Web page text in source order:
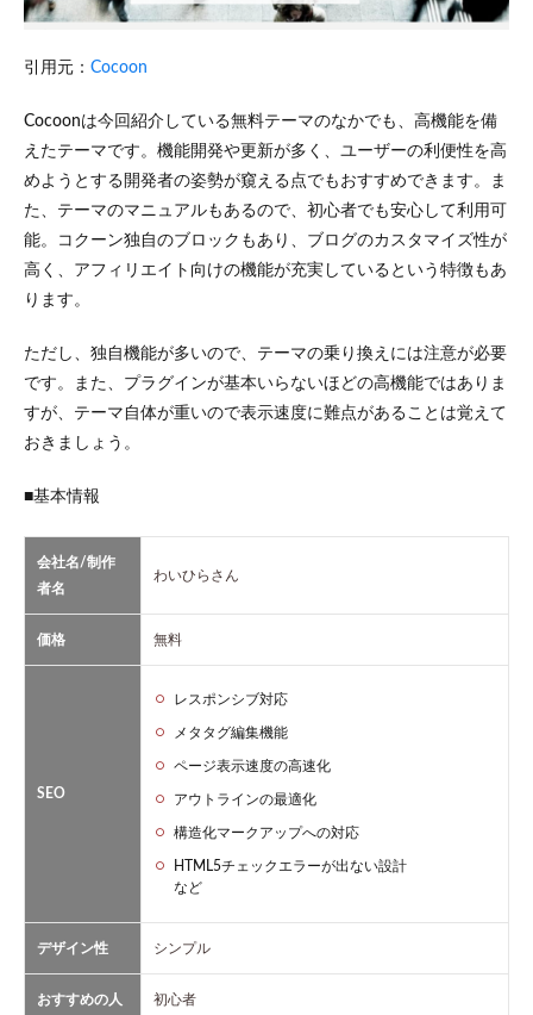
引用元： Cocoon
Cocoonは今回紹介している無料テーマのなかでも、高機能を備
えたテーマです。機能開発や更新が多く、ユーザーの利便性を高
めようとする開発者の姿勢が窺える点でもおすすめできます。ま
た、テーマのマニュアルもあるので、初心者でも安心して利用可
能。コクーン独自のブロックもあり、ブログのカスタマイズ性が
高く、アフィリエイト向けの機能が充実しているという特徴もあ
ります。
ただし、独自機能が多いので、テーマの乗り換えには注意が必要
です。また、プラグインが基本いらないほどの高機能ではありま
すが、テーマ自体が重いので表示速度に難点があることは覚えて
おきましょう。
■基本情報
会社名/制作
者名
わいひらさん
価格 無料
SEO
レスポンシブ対応
メタタグ編集機能
ページ表示速度の高速化
アウトラインの最適化
構造化マークアップへの対応
HTML5チェックエラーが出ない設計
など
デザイン性 シンプル
おすすめの人 初心者